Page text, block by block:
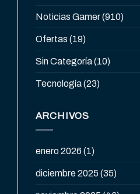
Noticias Gamer(910)
Ofertas (19)
Sin Categoría(10)
Tecnología(23)
ARCHIVOS
enero 2026 (1)
diciembre 2025 (35)